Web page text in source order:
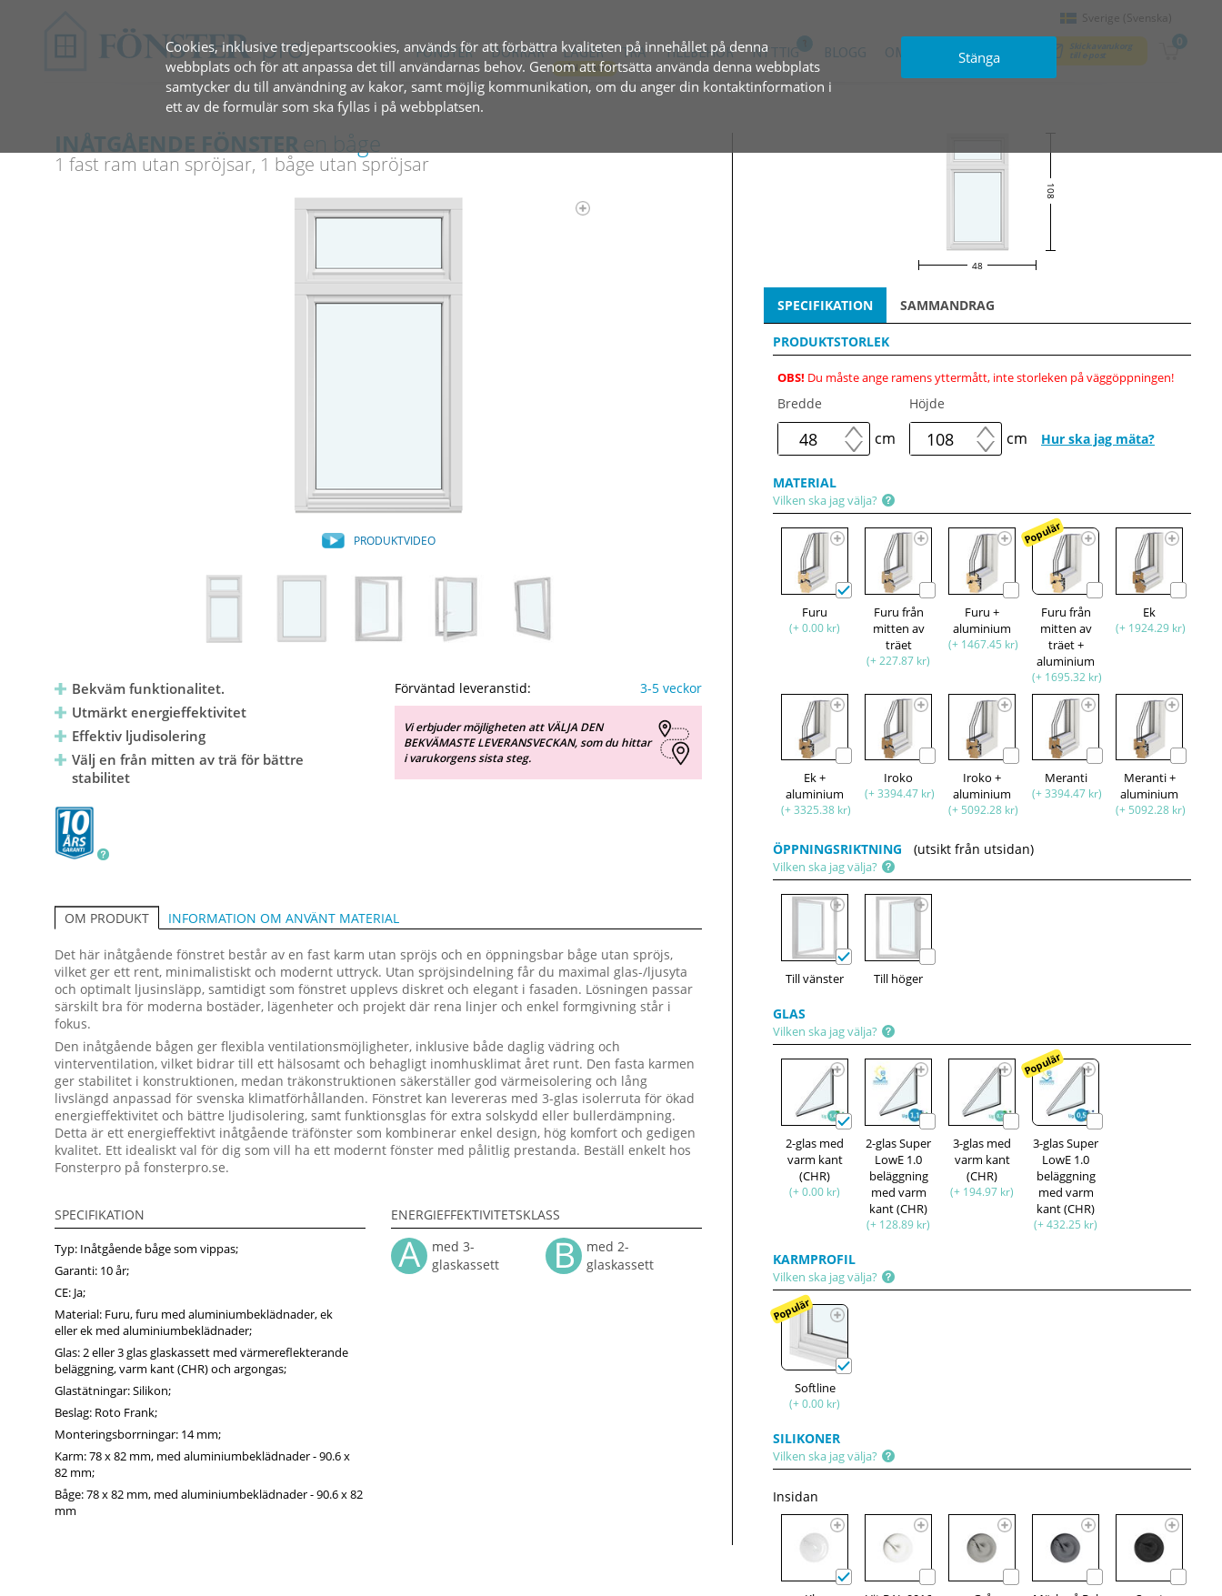
Cookies, inklusive tredjepartscookies, används för att förbättra kvaliteten på innehållet på denna
webbplats och för att anpassa det till användarnas behov. Genom att fortsätta använda denna webbplats
samtycker du till användning av kakor, samt möjlig kommunikation, om du anger din kontaktinformation i
ett av de formulär som ska fyllas i på webbplatsen.
Stänga
Skicka varukorg
till e‑post
0
FÖNSTER DÖRRAR LAGER TRÄ TILLBEHÖR NYTTIG BLOGG OM OSS KONTAKT
Sverige (Svenska)
INÅTGÅENDE FÖNSTER en båge
1 fast ram utan spröjsar, 1 båge utan spröjsar
PRODUKTVIDEO
Bekväm funktionalitet.
Utmärkt energieffektivitet
Effektiv ljudisolering
Välj en från mitten av trä för bättre
stabilitet
Förväntad leveranstid: 3-5 veckor
Vi erbjuder möjligheten att VÄLJA DEN
BEKVÄMASTE LEVERANSVECKAN, som du hittar
i varukorgens sista steg.
OM PRODUKT INFORMATION OM ANVÄNT MATERIAL
Det här inåtgående fönstret består av en fast karm utan spröjs och en öppningsbar båge utan spröjs,
vilket ger ett rent, minimalistiskt och modernt uttryck. Utan spröjsindelning får du maximal glas-/ljusyta
och optimalt ljusinsläpp, samtidigt som fönstret upplevs diskret och elegant i fasaden. Lösningen passar
särskilt bra för moderna bostäder, lägenheter och projekt där rena linjer och enkel formgivning står i
fokus.
Den inåtgående bågen ger flexibla ventilationsmöjligheter, inklusive både daglig vädring och
vinterventilation, vilket bidrar till ett hälsosamt och behagligt inomhusklimat året runt. Den fasta karmen
ger stabilitet i konstruktionen, medan träkonstruktionen säkerställer god värmeisolering och lång
livslängd anpassad för svenska klimatförhållanden. Fönstret kan levereras med 3-glas isolerruta för ökad
energieffektivitet och bättre ljudisolering, samt funktionsglas för extra solskydd eller bullerdämpning.
Detta är ett energieffektivt inåtgående träfönster som kombinerar enkel design, hög komfort och gedigen
kvalitet. Ett idealiskt val för dig som vill ha ett modernt fönster med pålitlig prestanda. Beställ enkelt hos
Fonsterpro på fonsterpro.se.
SPECIFIKATION
Typ: Inåtgående båge som vippas;
Garanti: 10 år;
CE: Ja;
Material: Furu, furu med aluminiumbeklädnader, ek
eller ek med aluminiumbeklädnader;
Glas: 2 eller 3 glas glaskassett med värmereflekterande
beläggning, varm kant (CHR) och argongas;
Glastätningar: Silikon;
Beslag: Roto Frank;
Monteringsborrningar: 14 mm;
Karm: 78 x 82 mm, med aluminiumbeklädnader - 90.6 x
82 mm;
Båge: 78 x 82 mm, med aluminiumbeklädnader - 90.6 x 82
mm
ENERGIEFFEKTIVITETSKLASS
med 3-
glaskassett
med 2-
glaskassett
108
48
SPECIFIKATION SAMMANDRAG
PRODUKTSTORLEK
OBS! Du måste ange ramens yttermått, inte storleken på väggöppningen!
Bredde
cm
Höjde
cm Hur ska jag mäta?
MATERIAL
Vilken ska jag välja?
Furu
(+ 0.00 kr)
Furu från
mitten av
träet
(+ 227.87 kr)
Furu +
aluminium
(+ 1467.45 kr)
Populär
Furu från
mitten av
träet +
aluminium
(+ 1695.32 kr)
Ek
(+ 1924.29 kr)
Ek +
aluminium
(+ 3325.38 kr)
Iroko
(+ 3394.47 kr)
Iroko +
aluminium
(+ 5092.28 kr)
Meranti
(+ 3394.47 kr)
Meranti +
aluminium
(+ 5092.28 kr)
ÖPPNINGSRIKTNING (utsikt från utsidan)
Vilken ska jag välja?
Till vänster Till höger
GLAS
Vilken ska jag välja?
2-glas med
varm kant
(CHR)
(+ 0.00 kr)
2-glas Super
LowE 1.0
beläggning
med varm
kant (CHR)
(+ 128.89 kr)
3-glas med
varm kant
(CHR)
(+ 194.97 kr)
Populär
3-glas Super
LowE 1.0
beläggning
med varm
kant (CHR)
(+ 432.25 kr)
KARMPROFIL
Vilken ska jag välja?
Populär
Softline
(+ 0.00 kr)
SILIKONER
Vilken ska jag välja?
Insidan